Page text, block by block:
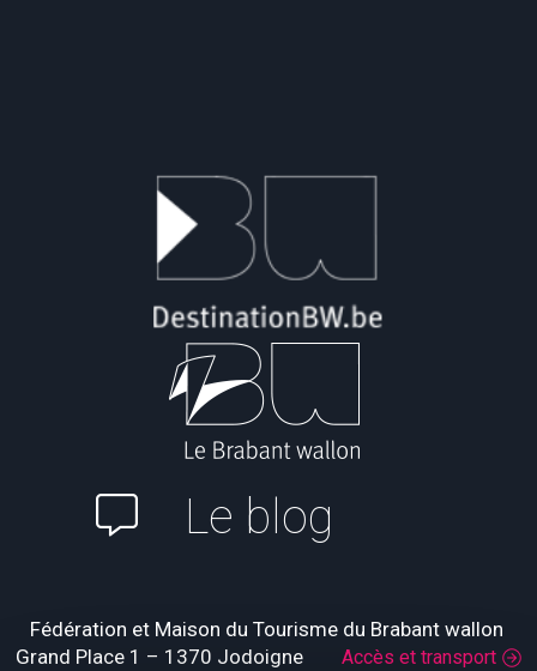
Le blog
Fédération et Maison du Tourisme du Brabant wallon
Grand Place 1 – 1370 Jodoigne Accès et transport